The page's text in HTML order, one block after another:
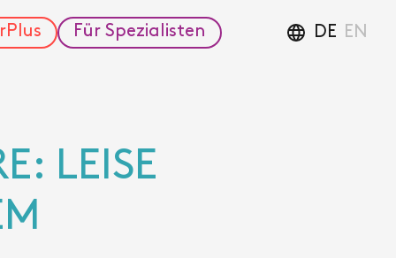
Für Spezialisten DE EN
LEISE